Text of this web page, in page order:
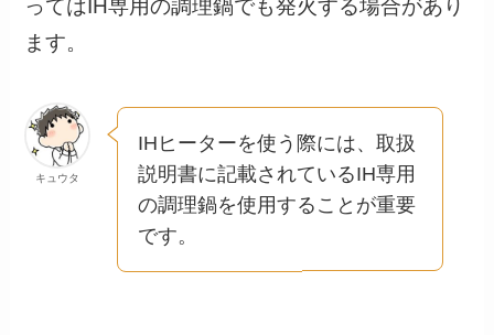
ってはIH専用の調理鍋でも発火する場合があり
ます。
キュウタ
IHヒーターを使う際には、取扱
説明書に記載されているIH専用
の調理鍋を使用することが重要
です。